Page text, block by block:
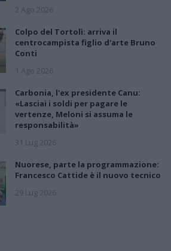
2 Ago 2026
Colpo del Tortolì: arriva il
centrocampista figlio d'arte Bruno
Conti
1 Ago 2026
Carbonia, l'ex presidente Canu:
«Lasciai i soldi per pagare le
vertenze, Meloni si assuma le
responsabilità»
31 Lug 2026
Nuorese, parte la programmazione:
Francesco Cattide è il nuovo tecnico
29 Lug 2026